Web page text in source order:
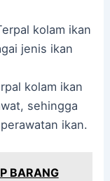
kolam ikan
jenis ikan
kolam ikan
sehingga
ikan.
BARANG